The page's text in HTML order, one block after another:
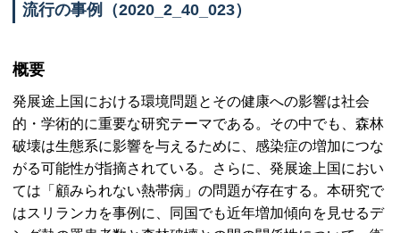
流行の事例（2020_2_40_023）
概要
発展途上国における環境問題とその健康への影響は社会
的・学術的に重要な研究テーマである。その中でも、森林
破壊は生態系に影響を与えるために、感染症の増加につな
がる可能性が指摘されている。さらに、発展途上国におい
ては「顧みられない熱帯病」の問題が存在する。本研究で
はスリランカを事例に、同国でも近年増加傾向を見せるデ